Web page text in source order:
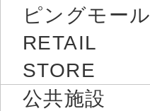
ピングモール
RETAIL
STORE
公共施設